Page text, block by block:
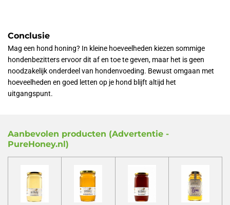
Conclusie
Mag een hond honing? In kleine hoeveelheden kiezen sommige
hondenbezitters ervoor dit af en toe te geven, maar het is geen
noodzakelijk onderdeel van hondenvoeding. Bewust omgaan met
hoeveelheden en goed letten op je hond blijft altijd het
uitgangspunt.
Aanbevolen producten (Advertentie -
PureHoney.nl)